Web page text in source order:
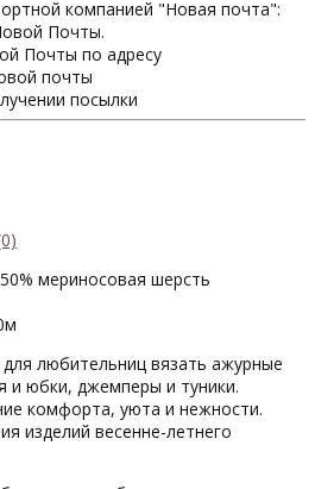
компанией "Новая почта":
Почты.
Почты по адресу
почты
посылки
мериносовая шерсть
любительниц вязать ажурные
и юбки, джемперы и туники.
комфорта, уюта и нежности.
изделий весенне-летнего